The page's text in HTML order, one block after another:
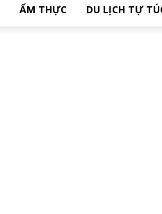
ẨM THỰC DU LỊCH TỰ